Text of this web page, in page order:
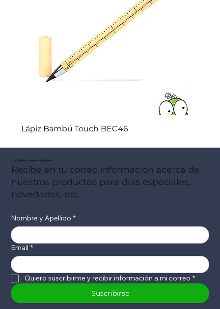
Lápiz Bambú Touch BEC46
Suscribete a Nuestro Newsletter
Recibe en tu correo información acerca de
nuestros productos para días especiales,
novedades, etc.
Nombre y Apellido *
Email *
Quiero suscribirme y recibir información a mi correo *
Suscribirse